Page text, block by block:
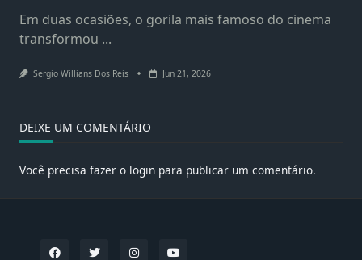
Em duas ocasiões, o gorila mais famoso do cinema
transformou ...
Sergio Willians Dos Reis Jun 21, 2026
DEIXE UM COMENTÁRIO
Você precisa fazer o login para publicar um comentário.